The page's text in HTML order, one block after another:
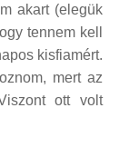
akart (elegük
tennem kell
kisfiamért.
mert az
ott volt